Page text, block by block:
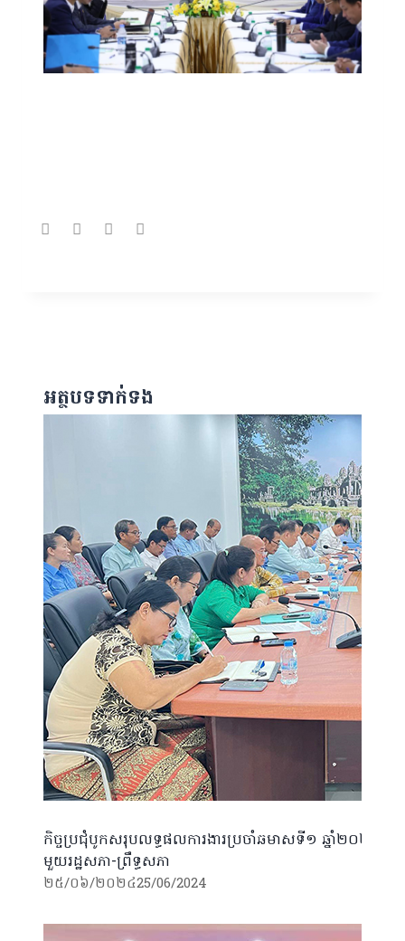
អត្ថបទទាក់ទង
កិច្ចប្រជុំបូកសរុបលទ្ធផលការងារប្រចាំឆមាសទី១ ឆ្នាំ២០២៤ និ
មួយរដ្ឋសភា-ព្រឹទ្ធសភា
២៥/០៦/២០២៤25/06/2024